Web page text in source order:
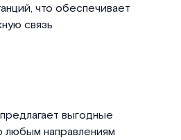
что обеспечивает
связь
выгодные
любым направлениям